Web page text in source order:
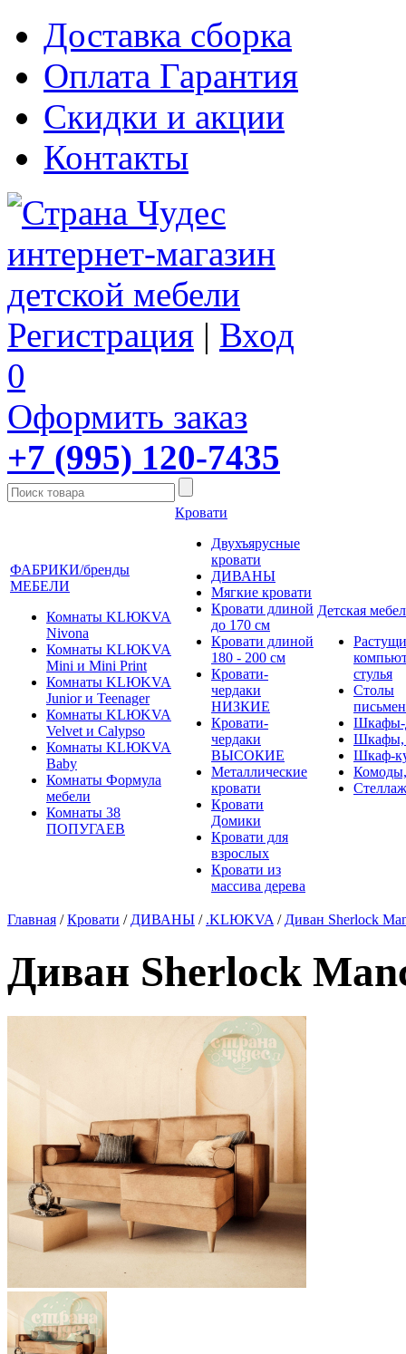
Доставка сборка
Оплата Гарантия
Скидки и акции
Контакты
Регистрация | Вход
0
Оформить заказ
+7 (995) 120-7435
ФАБРИКИ/бренды
МЕБЕЛИ
Комнаты KLЮKVA
Nivona
Комнаты KLЮKVA
Mini и Mini Print
Комнаты KLЮKVA
Junior и Teenager
Комнаты KLЮKVA
Velvet и Calypso
Комнаты KLЮKVA
Baby
Комнаты Формула
мебели
Комнаты 38
ПОПУГАЕВ
Кровати
Двухъярусные
кровати
ДИВАНЫ
Мягкие кровати
Кровати длиной
до 170 см
Кровати длиной
180 - 200 см
Кровати-
чердаки
НИЗКИЕ
Кровати-
чердаки
ВЫСОКИЕ
Металлические
кровати
Кровати
Домики
Кровати для
взрослых
Кровати из
массива дерева
Детская
стулья
Столы
Шкафы-
Шкафы,
Шкаф-
Главная /Кровати / ДИВАНЫ / .KLЮKVA / Диван Sherlock
Диван Sherlock